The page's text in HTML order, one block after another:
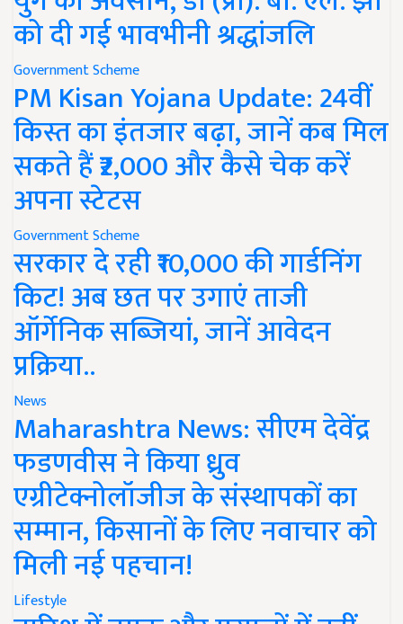
को दी गई भावभीनी श्रद्धांजलि
Government Scheme
PM Kisan Yojana Update: 24वीं
किस्त का इंतजार बढ़ा, जानें कब मिल
सकते हैं ₹2,000 और कैसे चेक करें
अपना स्टेटस
Government Scheme
सरकार दे रही ₹10,000 की गार्डनिंग
किट! अब छत पर उगाएं ताजी
ऑर्गेनिक सब्जियां, जानें आवेदन
प्रक्रिया..
News
Maharashtra News: सीएम देवेंद्र
फडणवीस ने किया ध्रुव
एग्रीटेक्नोलॉजीज के संस्थापकों का
सम्मान, किसानों के लिए नवाचार को
मिली नई पहचान!
Lifestyle